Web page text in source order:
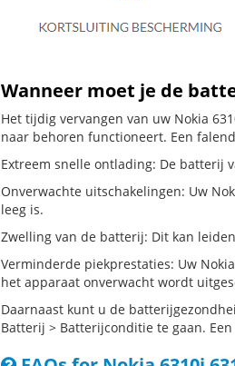
Wanneer moet je de
Het tijdig vervangen van uw Nokia
naar behoren functioneert. Een
Extreem snelle ontlading: De batterij
Onverwachte uitschakelingen: Uw
leeg is.
Zwelling van de batterij: Dit kan
Verminderde piekprestaties: Uw
het apparaat onverwacht wordt
Daarnaast kunt u de
Batterij > Batterijconditie te gaan.